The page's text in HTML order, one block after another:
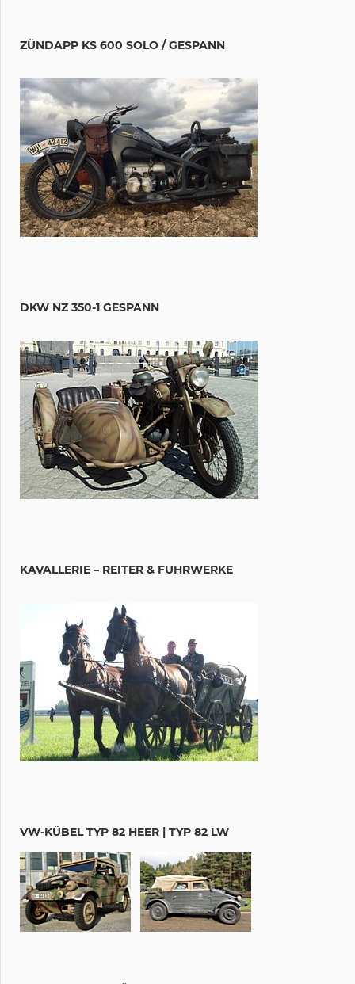
ZÜNDAPP KS 600 SOLO / GESPANN
DKW NZ 350-1 GESPANN
KAVALLERIE – REITER & FUHRWERKE
VW-KÜBEL TYP 82 HEER | TYP 82 LW